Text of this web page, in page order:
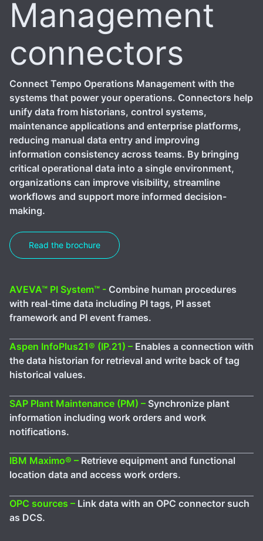
Management
connectors
Connect Tempo Operations Management with the
systems that power your operations. Connectors help
unify data from historians, control systems,
maintenance applications and enterprise platforms,
reducing manual data entry and improving
information consistency across teams. By bringing
critical operational data into a single environment,
organizations can improve visibility, streamline
workflows and support more informed decision-
making.
Read the brochure
AVEVA™ PI System™ - Combine human procedures
with real-time data including PI tags, PI asset
framework and PI event frames.
Aspen InfoPlus21® (IP.21) – Enables a connection with
the data historian for retrieval and write back of tag
historical values.
SAP Plant Maintenance (PM) – Synchronize plant
information including work orders and work
notifications.
IBM Maximo® – Retrieve equipment and functional
location data and access work orders.
OPC sources – Link data with an OPC connector such
as DCS.